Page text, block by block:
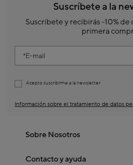
Suscríbete a la
Suscríbete y recibirás -10%
primera
E-mail
Acepto suscribirme a la newsletter
Información sobre el tratamiento de datos
Sobre Nosotros
Contacto y ayuda